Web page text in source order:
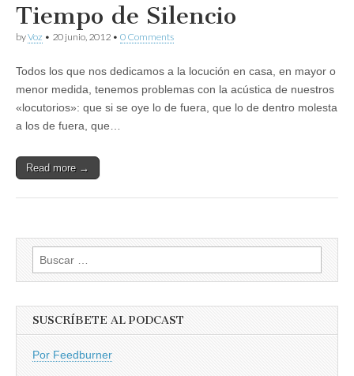
Tiempo de Silencio
byVoz • 20 junio, 2012 • 0 Comments
Todos los que nos dedicamos a la locución en casa, en mayor o
menor medida, tenemos problemas con la acústica de nuestros
«locutorios»: que si se oye lo de fuera, que lo de dentro molesta
a los de fuera, que…
Read more →
Buscar:
SUSCRÍBETE AL PODCAST
Por Feedburner